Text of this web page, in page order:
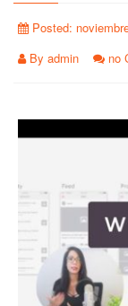
Posted:
By admin no